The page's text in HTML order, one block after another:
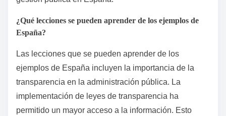
¿Qué lecciones se pueden aprender de los ejemplos de
España?
Las lecciones que se pueden aprender de los
ejemplos de España incluyen la importancia de la
transparencia en la administración pública. La
implementación de leyes de transparencia ha
permitido un mayor acceso a la información. Esto